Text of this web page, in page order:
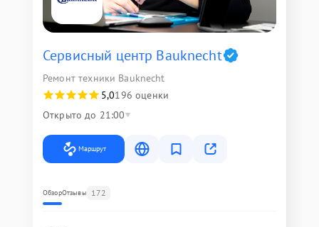
Сервисный центр Bauknecht
Ремонт техники Bauknecht
5,0196 оценки
Открыто до 21:00
Маршрут
ОбзорОтзывы 172